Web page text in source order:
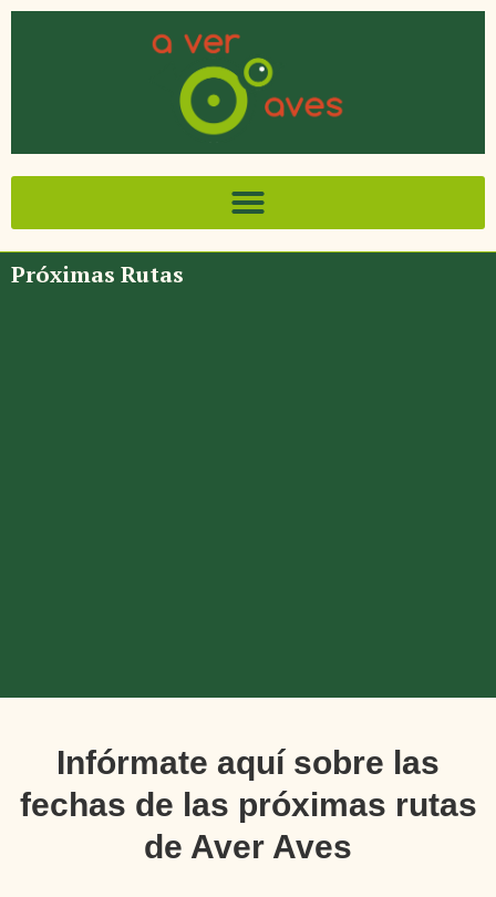
Próximas Rutas
Infórmate aquí sobre las
fechas de las próximas rutas
de Aver Aves